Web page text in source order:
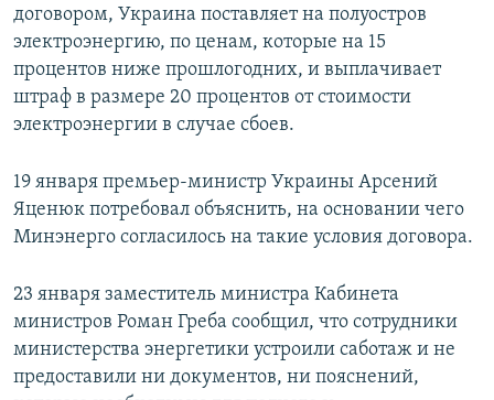
договором, Украина поставляет на полуостров
электроэнергию, по ценам, которые на 15
процентов ниже прошлогодних, и выплачивает
штраф в размере 20 процентов от стоимости
электроэнергии в случае сбоев.
19 января премьер-министр Украины Арсений
Яценюк потребовал объяснить, на основании чего
Минэнерго согласилось на такие условия договора.
23 января заместитель министра Кабинета
министров Роман Греба сообщил, что сотрудники
министерства энергетики устроили саботаж и не
предоставили ни документов, ни пояснений,